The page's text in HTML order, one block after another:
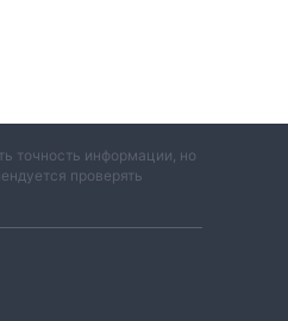
точность информации, но
проверять